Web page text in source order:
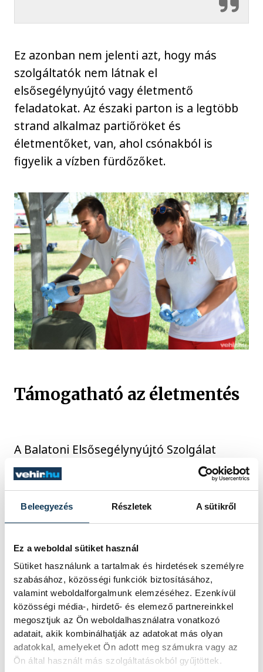
Beleegyezés Részletek A sütikről
Ez a weboldal sütiket használ
Sütiket használunk a tartalmak és hirdetések személyre
szabásához, közösségi funkciók biztosításához,
valamint weboldalforgalmunk elemzéséhez. Ezenkívül
közösségi média-, hirdető- és elemező partnereinkkel
megosztjuk az Ön weboldalhasználatra vonatkozó
adatait, akik kombinálhatják az adatokat más olyan
adatokkal, amelyeket Ön adott meg számukra vagy az
Ön által használt más szolgáltatásokból gyűjtöttek.
Ez azonban nem jelenti azt, hogy más
szolgáltatók nem látnak el
elsősegélynyújtó vagy életmentő
feladatokat. Az északi parton is a legtöbb
strand alkalmaz partiőröket és
életmentőket, van, ahol csónakból is
figyelik a vízben fürdőzőket.
Támogatható az életmentés
A Balatoni Elsősegélynyújtó Szolgálat
működését évről évre támogatók
hozzájárulása teszi lehetővé, és most bárki
segítheti a balatoni vöröskeresztes
elsősegélynyújtók munkáját. Mostantól a
ADOMÁNY szó SMS-ben történő
elküldésével 500 forinttal támogathatjuk
tevékenységüket. Emellett online
adományozásra is van lehetőség:
támogatás a Magyar Vöröskereszt
hivatalos honlapján keresztül is küldhető.